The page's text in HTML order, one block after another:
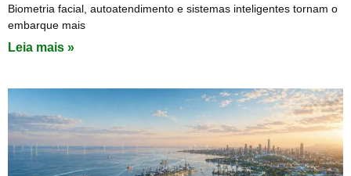
Biometria facial, autoatendimento e sistemas inteligentes tornam o
embarque mais
Leia mais »